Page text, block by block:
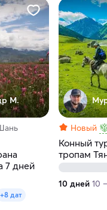
М.
7 дней
+8 дат
Новый
Конный
тропам
Киргизии
10 дней 10